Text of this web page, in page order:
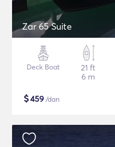
Zar 65 Suite
Deck Boat
21 ft
6 m
$459 /dan